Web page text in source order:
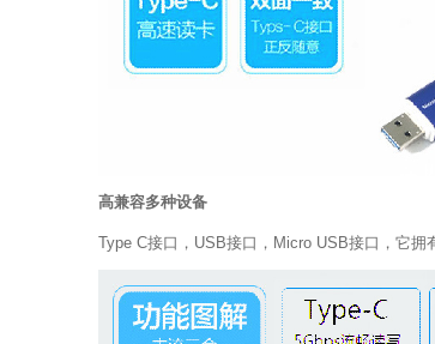
高兼容多种设备
Type C接口，USB接口，Micro USB接口，它拥